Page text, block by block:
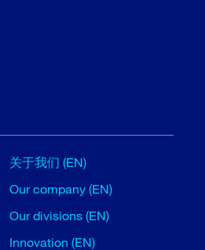
关于我们 (EN)
Our company (EN)
Our divisions (EN)
Innovation (EN)